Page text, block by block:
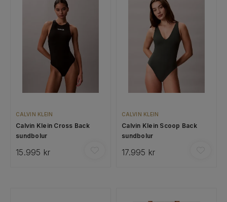
CALVIN KLEIN
Calvin Klein Cross Back
sundbolur
15.995 kr
CALVIN KLEIN
Calvin Klein Scoop Back
sundbolur
17.995 kr